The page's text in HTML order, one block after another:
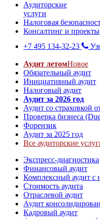
Аудиторские
услуги
Налоговая
Консалтинг и проекты
+7 495 134-32-23
Аудит летомНовое
Обязательный аудит
Инициативный аудит
Налоговый аудит
Аудит за 2026 год
Аудит со страховкой
Проверка бизнеса
Форензик
Аудит за 2025 год
Все аудиторские
Экспресс-диагностика
Финансовый аудит
Комплексный аудит с
Стоимость аудита
Отраслевой аудит
Аудит
Кадровый аудит